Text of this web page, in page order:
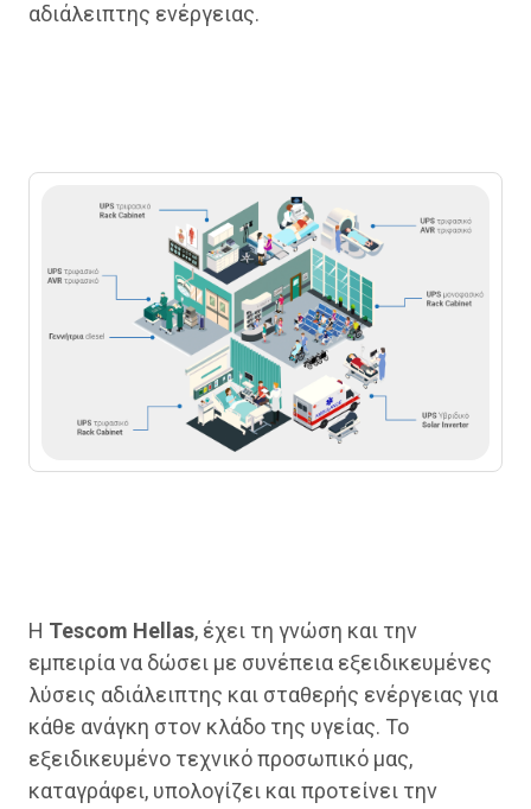
αδιάλειπτης ενέργειας.
H Tescom Hellas, έχει τη γνώση και την
εμπειρία να δώσει με συνέπεια εξειδικευμένες
λύσεις αδιάλειπτης και σταθερής ενέργειας για
κάθε ανάγκη στον κλάδο της υγείας. Το
εξειδικευμένο τεχνικό προσωπικό μας,
καταγράφει, υπολογίζει και προτείνει την